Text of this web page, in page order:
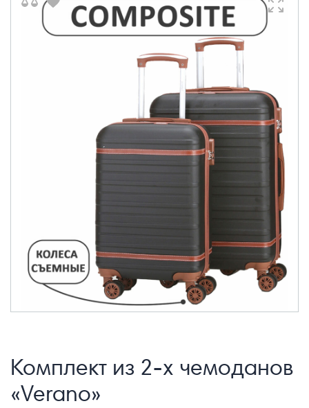
Сумки колесные
Сумки спортивные
Сумки деловые
Сумки поясные
Сумки пляжные
Сумки для ноутбуков
Сумки-тележки хозяйственные
Сумки-рюкзаки на колёсах
Рюкзаки городские
Рюкзаки школьные
Рюкзаки подростковые
Рюкзаки детские
Комплект из 2-х чемоданов
«Verano»